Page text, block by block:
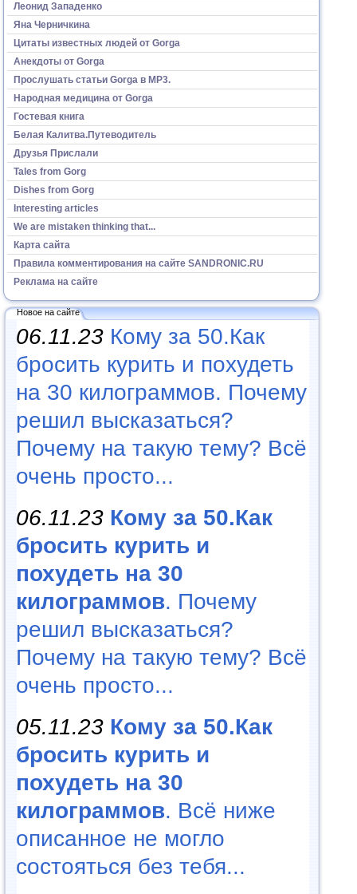
Леонид Западенко
Яна Черничкина
Цитаты известных людей от Gorga
Анекдоты от Gorga
Прослушать статьи Gorga в МР3.
Народная медицина от Gorga
Гостевая книга
Белая Калитва.Путеводитель
Друзья Прислали
Tales from Gorg
Dishes from Gorg
Interesting articles
We are mistaken thinking that...
Карта сайта
Правила комментирования на сайте SANDRONIC.RU
Реклама на сайте
Новое на сайте
06.11.23 Кому за 50.Как
бросить курить и похудеть
на 30 килограммов. Почему
решил высказаться?
Почему на такую тему? Всё
очень просто...
06.11.23 Кому за 50.Как
бросить курить и
похудеть на 30
килограммов. Почему
решил высказаться?
Почему на такую тему? Всё
очень просто...
05.11.23 Кому за 50.Как
бросить курить и
похудеть на 30
килограммов. Всё ниже
описанное не могло
состояться без тебя...